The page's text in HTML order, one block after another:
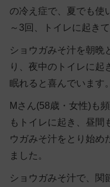
の冷え症で、夏でも使
～3回、トイレに起き
ショウガみそ汁を朝晩
り、夜中のトイレに起
眠れると喜んでいます。
Mさん(58歳・女性)も
もトイレに起き、昼間
ウガみそ汁をとり始め
ました。
ショウガみそ汁で、関